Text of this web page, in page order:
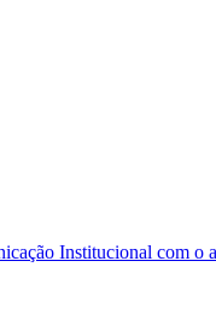
Institucional com o